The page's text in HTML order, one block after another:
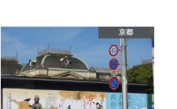
京都